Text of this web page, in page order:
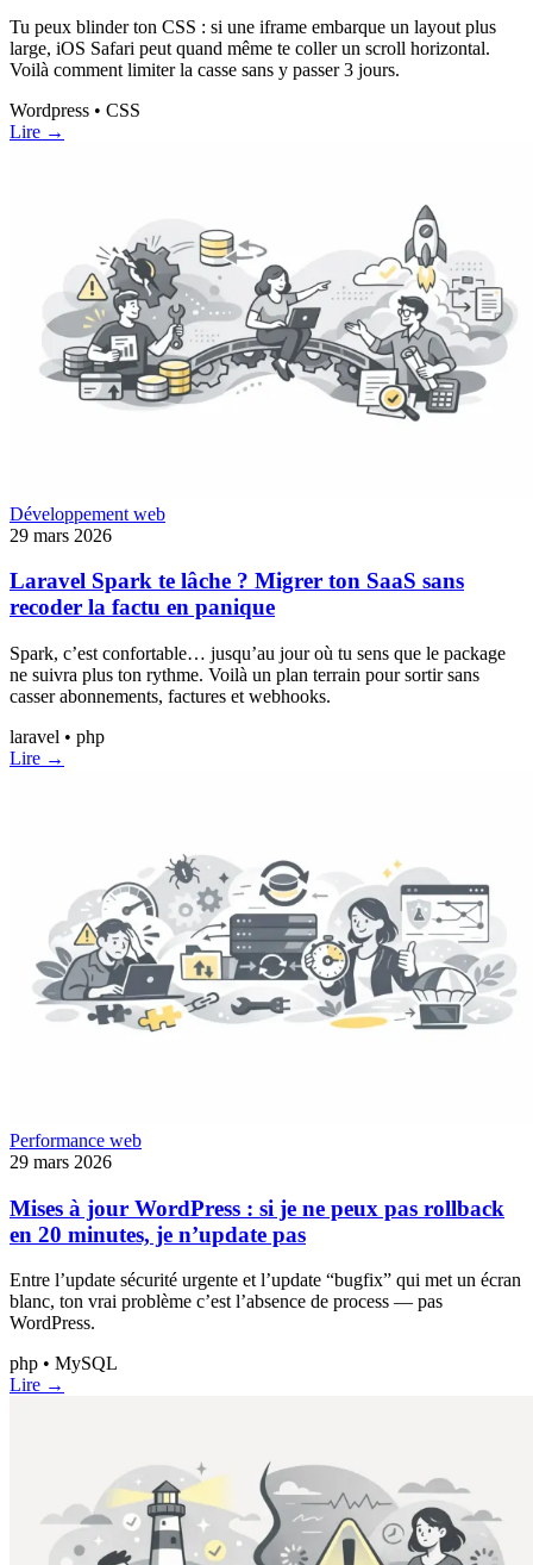
Tu peux blinder ton CSS : si une iframe embarque un layout plus
large, iOS Safari peut quand même te coller un scroll horizontal.
Voilà comment limiter la casse sans y passer 3 jours.
Wordpress • CSS
Lire →
Développement web
29 mars 2026
Laravel Spark te lâche ? Migrer ton SaaS sans
recoder la factu en panique
Spark, c’est confortable… jusqu’au jour où tu sens que le package
ne suivra plus ton rythme. Voilà un plan terrain pour sortir sans
casser abonnements, factures et webhooks.
laravel • php
Lire →
Performance web
29 mars 2026
Mises à jour WordPress : si je ne peux pas rollback
en 20 minutes, je n’update pas
Entre l’update sécurité urgente et l’update “bugfix” qui met un écran
blanc, ton vrai problème c’est l’absence de process — pas
WordPress.
php • MySQL
Lire →